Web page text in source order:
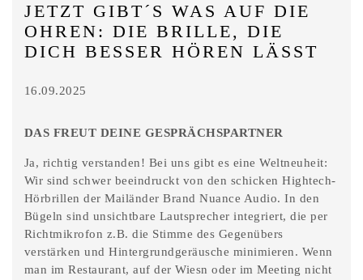
JETZT GIBT´S WAS AUF DIE
OHREN: DIE BRILLE, DIE
DICH BESSER HÖREN LÄSST
16.09.2025
DAS FREUT DEINE GESPRÄCHSPARTNER
Ja, richtig verstanden! Bei uns gibt es eine Weltneuheit:
Wir sind schwer beeindruckt von den schicken Hightech-
Hörbrillen der Mailänder Brand Nuance Audio. In den
Bügeln sind unsichtbare Lautsprecher integriert, die per
Richtmikrofon z.B. die Stimme des Gegenübers
verstärken und Hintergrundgeräusche minimieren. Wenn
man im Restaurant, auf der Wiesn oder im Meeting nicht